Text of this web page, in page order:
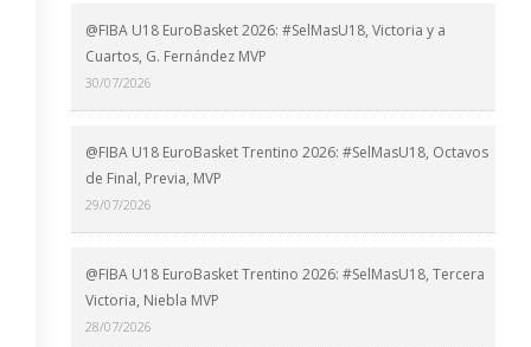
@FIBA U18 EuroBasket 2026: #SelMasU18, Victoria y a
Cuartos, G. Fernández MVP
30/07/2026
@FIBA U18 EuroBasket Trentino 2026: #SelMasU18, Octavos
de Final, Previa, MVP
29/07/2026
@FIBA U18 EuroBasket Trentino 2026: #SelMasU18, Tercera
Victoria, Niebla MVP
28/07/2026